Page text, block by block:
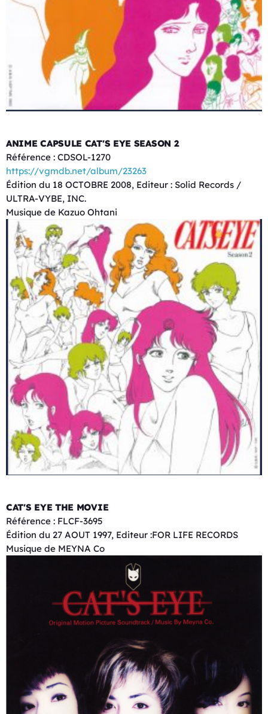
ANIME CAPSULE CAT'S EYE SEASON 2
Référence : CDSOL-1270
https://vgmdb.net/album/23263
Édition du 18 OCTOBRE 2008, Editeur : Solid Records /
ULTRA-VYBE, INC.
Musique de Kazuo Ohtani
CAT'S EYE THE MOVIE
Référence : FLCF-3695
Édition du 27 AOUT 1997, Editeur :FOR LIFE RECORDS
Musique de MEYNA Co